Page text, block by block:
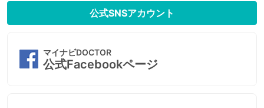
公式SNSアカウント
マイナビDOCTOR
公式Facebookページ